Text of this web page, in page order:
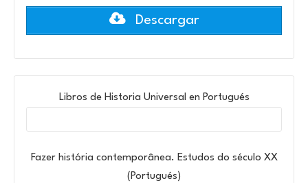
Descargar
Libros de Historia Universal en Portugués
Fazer história contemporânea. Estudos do século XX
(Portugués)